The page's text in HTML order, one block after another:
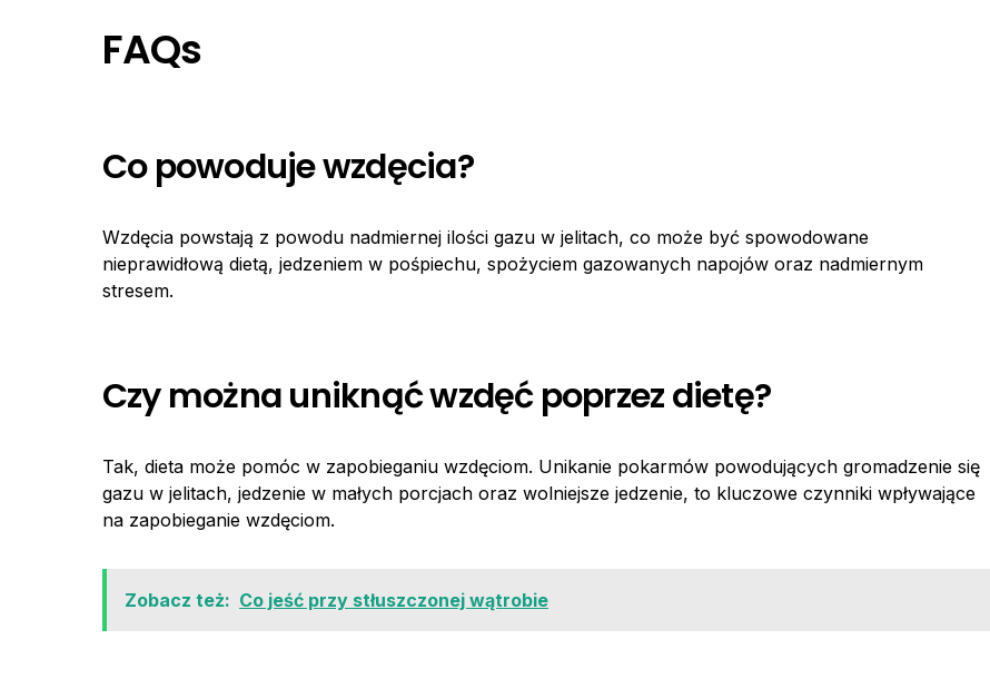
FAQs
Co powoduje wzdęcia?
Wzdęcia powstają z powodu nadmiernej ilości gazu w jelitach, co może być spowodowane
nieprawidłową dietą, jedzeniem w pośpiechu, spożyciem gazowanych napojów oraz nadmiernym
stresem.
Czy można uniknąć wzdęć poprzez dietę?
Tak, dieta może pomóc w zapobieganiu wzdęciom. Unikanie pokarmów powodujących gromadzenie się
gazu w jelitach, jedzenie w małych porcjach oraz wolniejsze jedzenie, to kluczowe czynniki wpływające
na zapobieganie wzdęciom.
Zobacz też: Co jeść przy stłuszczonej wątrobie